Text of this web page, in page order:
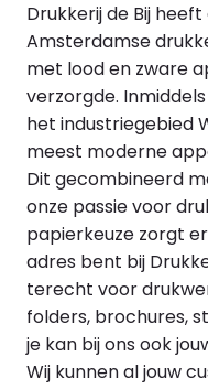
Drukkerij de Bij
Amsterdamse
met lood en zware
verzorgde.
het industriegebied
meest moderne
Dit gecombineerd
onze passie voor
papierkeuze zorgt
adres bent bij
terecht voor
folders, brochures,
je kan bij ons ook
Wij kunnen al jouw